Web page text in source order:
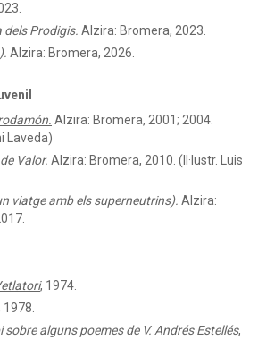
dels Prodigis. Alzira: Bromera, 2023.
Alzira: Bromera, 2026.
Alzira: Bromera, 2001; 2004.
Laveda)
Valor. Alzira: Bromera, 2010. (Il·lustr. Luis
viatge amb els superneutrins). Alzira:
, 1974.
1978.
sobre alguns poemes de V. Andrés Estellés,